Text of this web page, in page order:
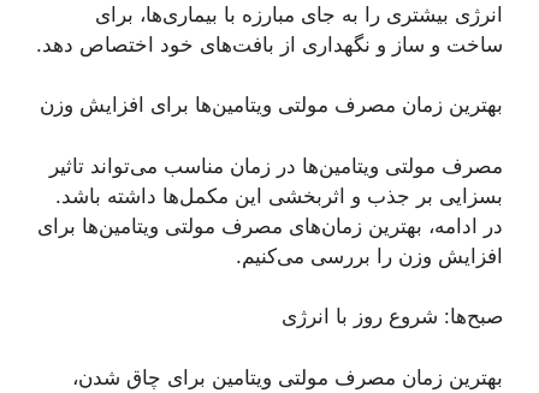
انرژی بیشتری را به جای مبارزه با بیماری‌ها، برای
ساخت و ساز و نگهداری از بافت‌های خود اختصاص دهد.
بهترین زمان مصرف مولتی ویتامین‌ها برای افزایش وزن
مصرف مولتی ویتامین‌ها در زمان مناسب می‌تواند تاثیر
بسزایی بر جذب و اثربخشی این مکمل‌ها داشته باشد.
در ادامه، بهترین زمان‌های مصرف مولتی ویتامین‌ها برای
افزایش وزن را بررسی می‌کنیم.
صبح‌ها: شروع روز با انرژی
بهترین زمان مصرف مولتی ویتامین برای چاق شدن،